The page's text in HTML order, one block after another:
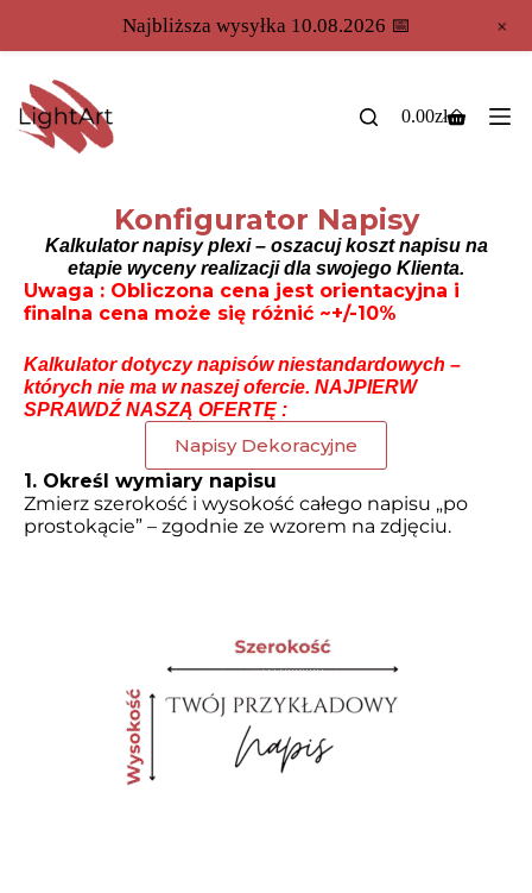
0.00zł
Konfigurator Napisy
Kalkulator napisy plexi – oszacuj koszt napisu na
etapie wyceny realizacji dla swojego Klienta.
Uwaga : Obliczona cena jest orientacyjna i
finalna cena może się różnić ~+/-10%
Kalkulator dotyczy napisów niestandardowych –
których nie ma w naszej ofercie. NAJPIERW
SPRAWDŹ NASZĄ OFERTĘ :
Napisy Dekoracyjne
1. Określ wymiary napisu
Zmierz szerokość i wysokość całego napisu „po
prostokącie” – zgodnie ze wzorem na zdjęciu.
Najbliższa wysyłka 10.08.2026 📅 +